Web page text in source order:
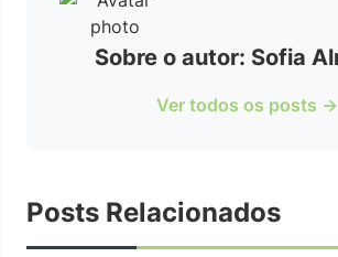
Sobre o autor: Sofia
Ver todos os posts →
Posts Relacionados